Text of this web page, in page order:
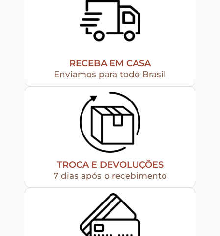
Cordões São Francisco – Cordas
Apliques de Resina
Papéis – Scrapbook – Botons
Imagens para Sublimação
RECEBA EM CASA
Enviamos para todo Brasil
TROCA E DEVOLUÇÕES
7 dias após o recebimento